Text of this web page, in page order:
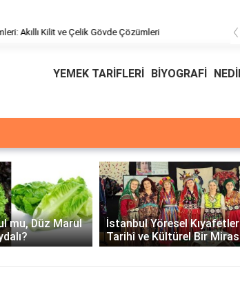
Akıllı Kilit ve Çelik Gövde Çözümleri ‹
YEMEK TARİFLERİ BİYOGRAFİ
mu, Düz Marul
İstanbul Yöresel
Tarihî ve Kültürel Bir Miras